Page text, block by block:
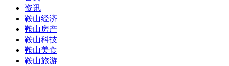
资讯
鞍山经济
鞍山房产
鞍山科技
鞍山美食
鞍山旅游